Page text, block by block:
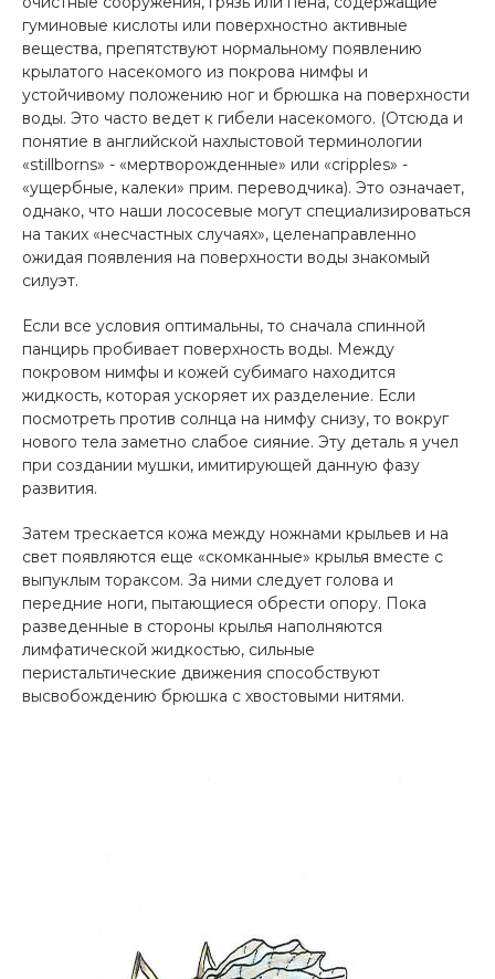
гуминовые кислоты или поверхностно активные
вещества, препятствуют нормальному появлению
крылатого насекомого из покрова нимфы и
устойчивому положению ног и брюшка на поверхности
воды. Это часто ведет к гибели насекомого. (Отсюда и
понятие в английской нахлыстовой терминологии
«stillborns» - «мертворожденные» или «cripples» -
«ущербные, калеки» прим. переводчика). Это означает,
однако, что наши лососевые могут специализироваться
на таких «несчастных случаях», целенаправленно
ожидая появления на поверхности воды знакомый
силуэт.
Если все условия оптимальны, то сначала спинной
панцирь пробивает поверхность воды. Между
покровом нимфы и кожей субимаго находится
жидкость, которая ускоряет их разделение. Если
посмотреть против солнца на нимфу снизу, то вокруг
нового тела заметно слабое сияние. Эту деталь я учел
при создании мушки, имитирующей данную фазу
развития.
Затем трескается кожа между ножнами крыльев и на
свет появляются еще «скомканные» крылья вместе с
выпуклым тораксом. За ними следует голова и
передние ноги, пытающиеся обрести опору. Пока
разведенные в стороны крылья наполняются
лимфатической жидкостью, сильные
перистальтические движения способствуют
высвобождению брюшка с хвостовыми нитями.